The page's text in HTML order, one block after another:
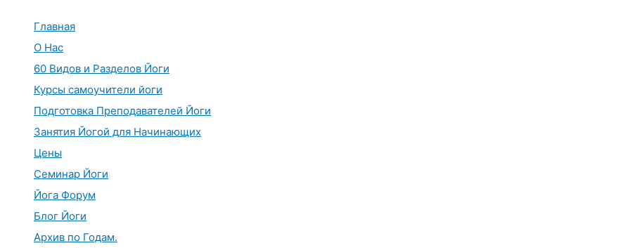
Главная
О Нас
60 Видов и Разделов Йоги
Курсы самоучители йоги
Подготовка Преподавателей Йоги
Занятия Йогой для Начинающих
Цены
Семинар Йоги
Йога Форум
Блог Йоги
Архив по Годам.